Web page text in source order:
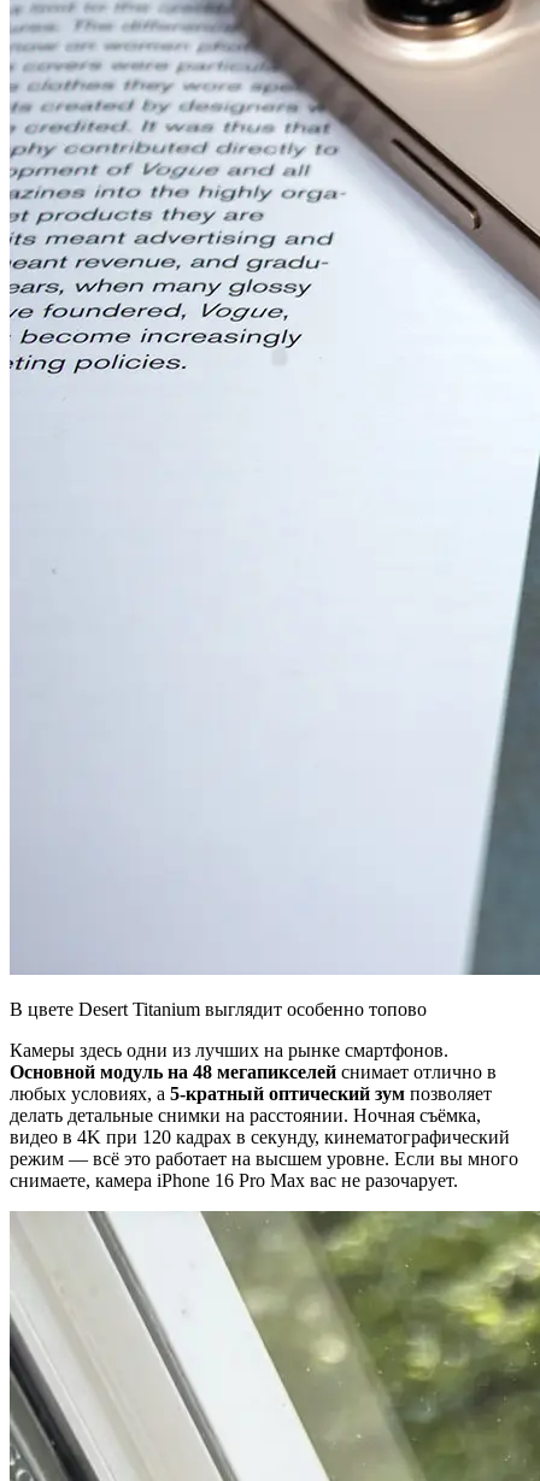
В цвете Desert Titanium выглядит особенно топово
Камеры здесь одни из лучших на рынке смартфонов.
Основной модуль на 48 мегапикселей снимает отлично в
любых условиях, а 5-кратный оптический зум позволяет
делать детальные снимки на расстоянии. Ночная съёмка,
видео в 4K при 120 кадрах в секунду, кинематографический
режим — всё это работает на высшем уровне. Если вы много
снимаете, камера iPhone 16 Pro Max вас не разочарует.